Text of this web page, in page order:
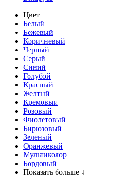
Цвет
Белый
Бежевый
Коричневый
Черный
Серый
Синий
Голубой
Красный
Желтый
Кремовый
Розовый
Фиолетовый
Бирюзовый
Зеленый
Оранжевый
Мультиколор
Бордовый
Показать больше ↓